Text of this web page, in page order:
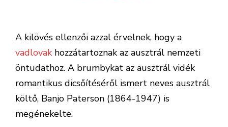
A kilövés ellenzői azzal érvelnek, hogy a
vadlovak hozzátartoznak az ausztrál nemzeti
öntudathoz. A brumbykat az ausztrál vidék
romantikus dicsőítéséről ismert neves ausztrál
költő, Banjo Paterson (1864-1947) is
megénekelte.